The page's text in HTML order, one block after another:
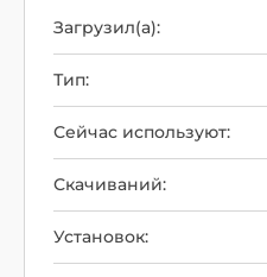
Загрузил(а):
Тип:
Сейчас используют:
Скачиваний:
Установок: